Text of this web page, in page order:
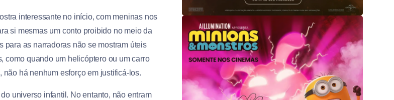
interessante no início, com meninas nos
si mesmas um conto proibido no meio da
para as narradoras não se mostram úteis
como quando um helicóptero ou um carro
há nenhum esforço em justificá-los.
universo infantil. No entanto, não entram